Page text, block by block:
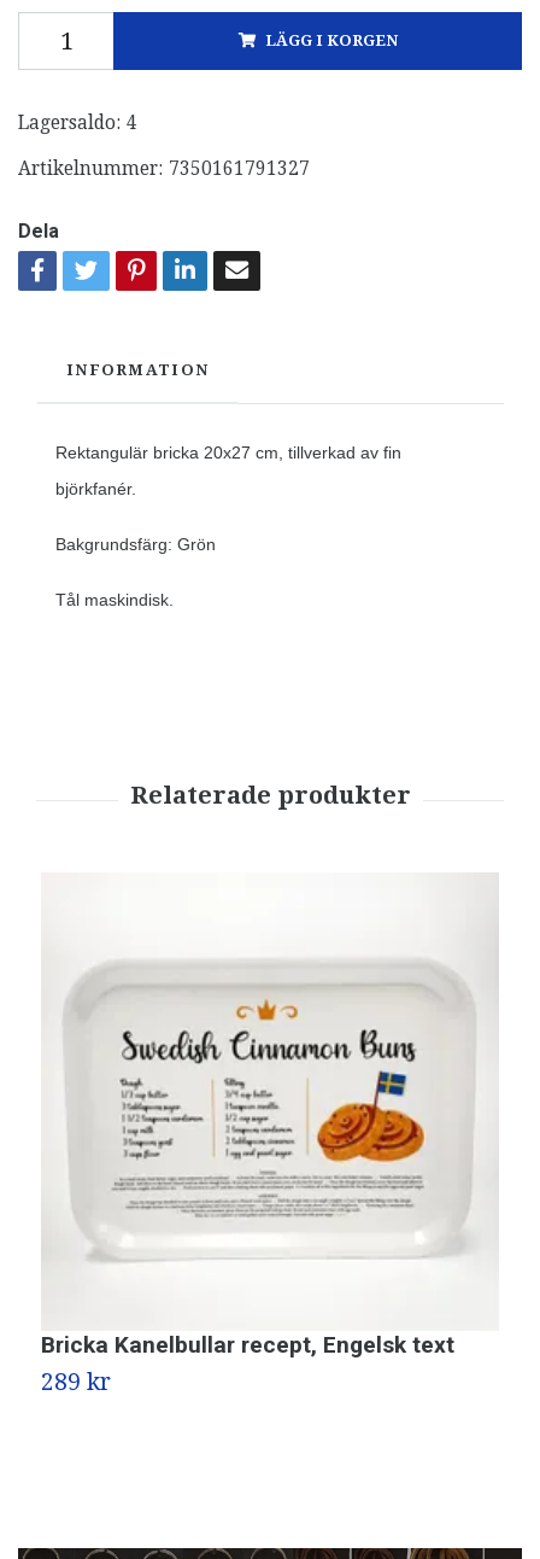
LÄGG I KORGEN
Lagersaldo: 4
Artikelnummer: 7350161791327
Dela
INFORMATION
Rektangulär bricka 20x27 cm, tillverkad av fin
björkfanér.
Bakgrundsfärg: Grön
Tål maskindisk.
Bricka Kanelbullar recept, Engelsk text
289 kr